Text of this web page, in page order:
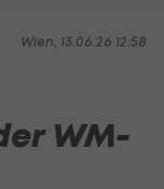
Wien, 13.06.26 12:58
WM-